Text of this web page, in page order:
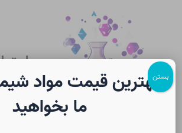
سایت
شیمیبهترین قیمت مواد
ما بخواهید
بستن